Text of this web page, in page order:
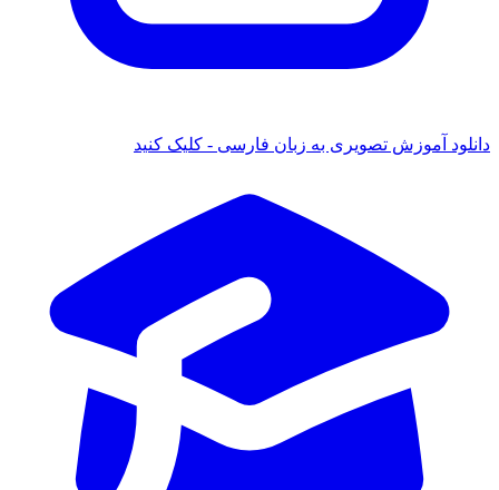
آموزش تصویری به زبان فارسی - کلیک کنید